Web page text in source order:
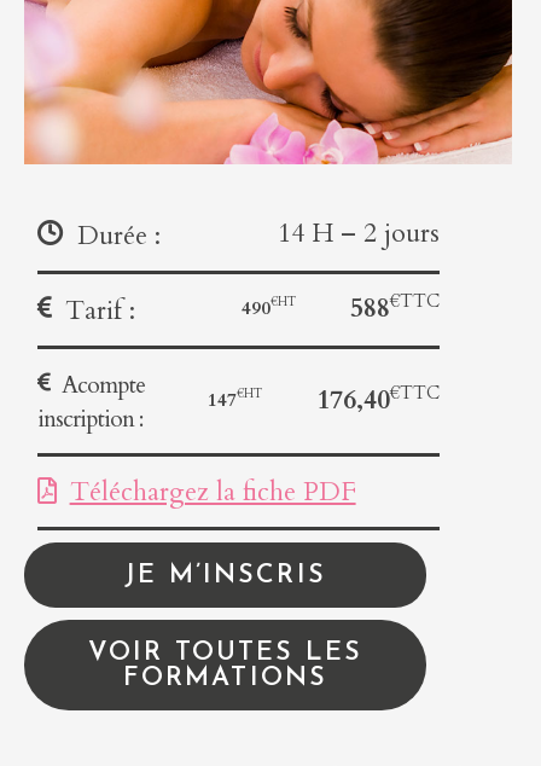
Durée : 14 H – 2 jours
Tarif : 490 588
Acompte
inscription :
147 176,40
Téléchargez la fiche PDF
JE M’INSCRIS
VOIR TOUTES LES
FORMATIONS